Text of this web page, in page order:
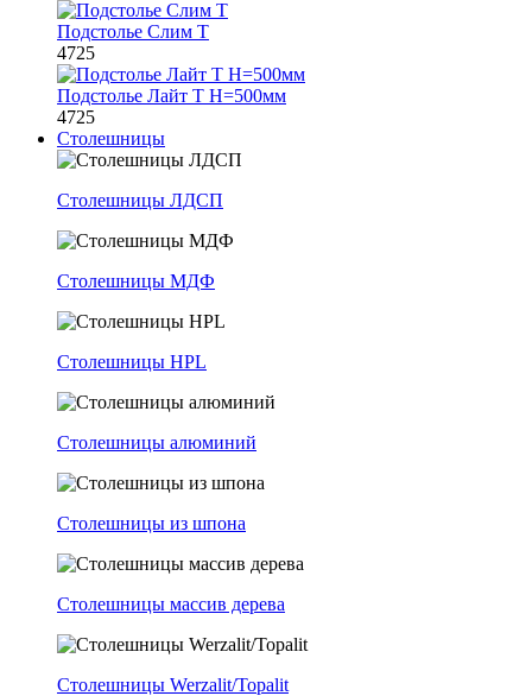
Подстолье Слим Т
4725
Подстолье Лайт Т H=500мм
4725
Столешницы
Столешницы ЛДСП
Столешницы МДФ
Столешницы HPL
Столешницы алюминий
Столешницы из шпона
Столешницы массив дерева
Столешницы Werzalit/Topalit